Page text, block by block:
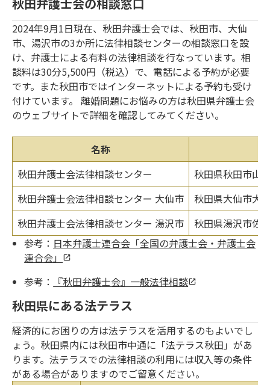
2024年9月1日現在、秋田弁護士会では、秋田市、大仙
市、湯沢市の3か所に法律相談センターの相談窓口を設
け、弁護士による有料の法律相談を行なっています。相
談料は30分5,500円（税込）で、電話による予約が必要
です。また秋田市ではインターネットによる予約も受け
付けています。 離婚問題にお悩みの方は秋田県弁護士会
のウェブサイトで詳細を確認してみてください。
名称
秋田弁護士会法律相談センター
秋田県秋田市山
秋田弁護士会法律相談センター 大仙市
秋田県大仙市大
秋田弁護士会法律相談センター 湯沢市
秋田県湯沢市佐
参考： 日本弁護士連合会「全国の弁護士会・弁護士会
連合会」
参考：
『秋田弁護士会』一般法律相談
秋田県にある法テラス
経済的にお困りの方は法テラスを活用するのもよいでし
ょう。秋田県内には秋田市中通に「法テラス秋田」があ
ります。法テラスでの法律相談の利用には収入等の条件
がある場合がありますのでご留意ください。